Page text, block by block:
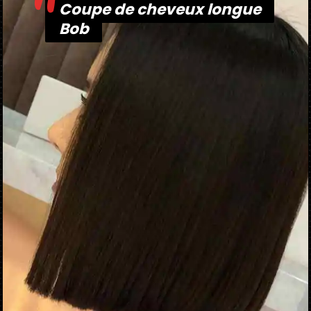
Coupe de cheveux longue
Bob
Coupe de cheveux longue
Bob